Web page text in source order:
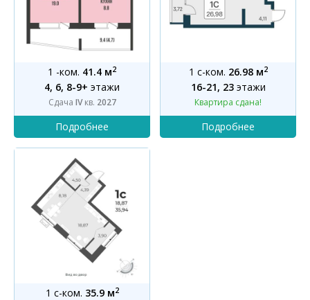
1 -ком. 41.4 м2
4, 6, 8-9+ этажи
Сдача IVкв. 2027
1 с-ком. 26.98 м2
16-21, 23этажи
Квартира сдана!
1 с-ком. 35.9 м2